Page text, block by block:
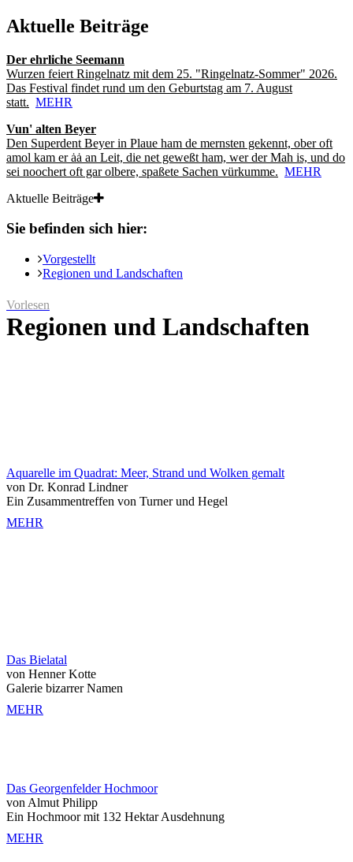
Aktuelle Beiträge
Der ehrliche Seemann
Wurzen feiert Ringelnatz mit dem 25. "Ringelnatz-Sommer" 2026.
Das Festival findet rund um den Geburtstag am 7. August
statt. MEHR
Vun' alten Beyer
Den Superdent Beyer in Plaue ham de mernsten gekennt, ober oft
amol kam er ȧȧ an Leit, die net geweßt ham, wer der Mah is, und do
sei noochert oft gar olbere, spaßete Sachen vürkumme. MEHR
Aktuelle Beiträge
Sie befinden sich hier:
Vorgestellt
Regionen und Landschaften
Vorlesen
Regionen und Landschaften
Aquarelle im Quadrat: Meer, Strand und Wolken gemalt
von Dr. Konrad Lindner
Ein Zusammentreffen von Turner und Hegel
MEHR
Das Bielatal
von Henner Kotte
Galerie bizarrer Namen
MEHR
Das Georgenfelder Hochmoor
von Almut Philipp
Ein Hochmoor mit 132 Hektar Ausdehnung
MEHR